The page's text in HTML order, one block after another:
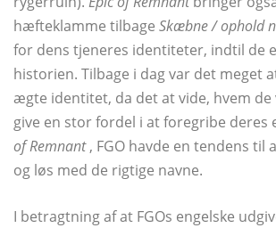
hæfteklamme tilbage Skæbne / ophold
for dens tjeneres identiteter, indtil de
historien. Tilbage i dag var det meget
ægte identitet, da det at vide, hvem de
give en stor fordel i at foregribe deres
of Remnant, FGO havde en tendens til
og løs med de rigtige navne.
I betragtning af at FGOs engelske